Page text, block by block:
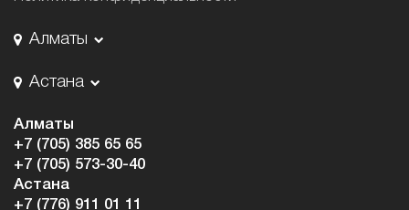
Алматы
Астана
Алматы
+7 (705) 385 65 65
+7 (705) 573-30-40
Астана
+7 (776) 911 01 11